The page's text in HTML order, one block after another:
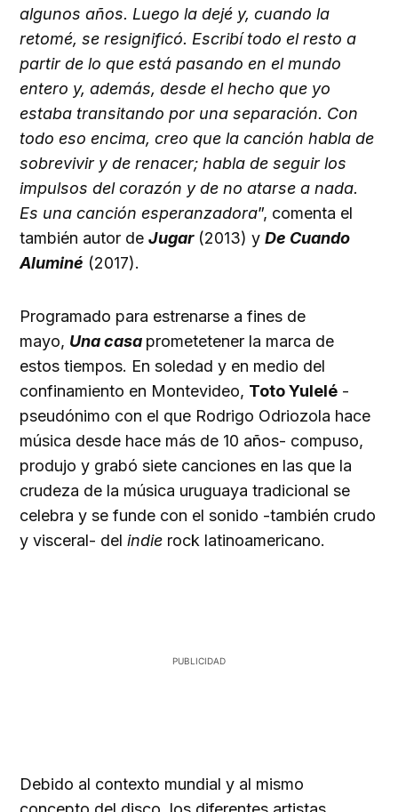
algunos años. Luego la dejé y, cuando la
retomé, se resignificó. Escribí todo el resto a
partir de lo que está pasando en el mundo
entero y, además, desde el hecho que yo
estaba transitando por una separación. Con
todo eso encima, creo que la canción habla de
sobrevivir y de renacer; habla de seguir los
impulsos del corazón y de no atarse a nada.
Es una canción esperanzadora”, comenta el
también autor deJugar(2013) yDe Cuando
Aluminé (2017).
Programado para estrenarse a fines de
mayo, Una casa prometetener la marca de
estos tiempos. En soledad y en medio del
confinamiento en Montevideo, Toto Yulelé -
pseudónimo con el que Rodrigo Odriozola hace
música desde hace más de 10 años- compuso,
produjo y grabó siete canciones en las que la
crudeza de la música uruguaya tradicional se
celebra y se funde con el sonido -también crudo
y visceral- delindie rock latinoamericano.
Debido al contexto mundial y al mismo